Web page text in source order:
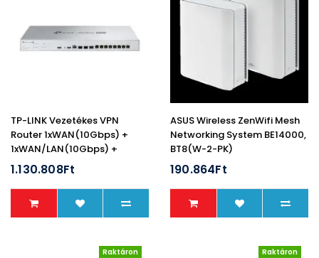
TP-LINK Vezetékes VPN
Router 1xWAN(10Gbps) +
1xWAN/LAN(10Gbps) +
8xLAN(1000Mbps) +
1xGigabit SFP Rackes Omada
Pro, G611
1.130.808Ft
ASUS Wireless ZenWifi Mesh
Networking System BE14000,
BT8(W-2-PK)
190.864Ft
Raktáron Raktáron